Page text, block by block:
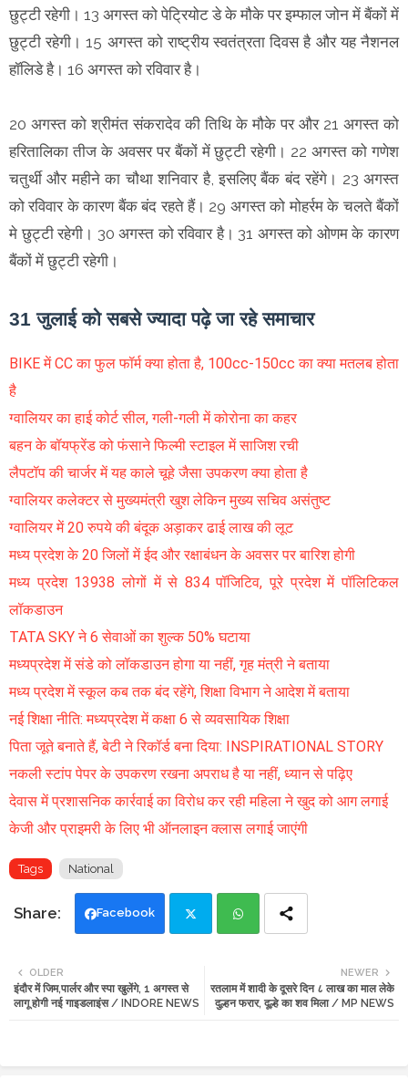
छुट्टी रहेगी। 13 अगस्त को पेट्रियोट डे के मौके पर इम्फाल जोन में बैंकों में
छुट्टी रहेगी। 15 अगस्त को राष्ट्रीय स्वतंत्रता दिवस है और यह नैशनल
हॉलिडे है। 16 अगस्त को रविवार है।
20 अगस्त को श्रीमंत संकरादेव की तिथि के मौके पर और 21 अगस्त को
हरितालिका तीज के अवसर पर बैंकों में छुट्टी रहेगी। 22 अगस्त को गणेश
चतुर्थी और महीने का चौथा शनिवार है, इसलिए बैंक बंद रहेंगे। 23 अगस्त
को रविवार के कारण बैंक बंद रहते हैं। 29 अगस्त को मोहर्रम के चलते बैंकों
मे छुट्टी रहेगी। 30 अगस्त को रविवार है। 31 अगस्त को ओणम के कारण
बैंकों में छुट्टी रहेगी।
31 जुलाई को सबसे ज्यादा पढ़े जा रहे समाचार
BIKE में CC का फुल फॉर्म क्या होता है, 100cc-150cc का क्या मतलब होता
है
ग्वालियर का हाई कोर्ट सील, गली-गली में कोरोना का कहर
बहन के बॉयफ्रेंड को फंसाने फिल्मी स्टाइल में साजिश रची
लैपटॉप की चार्जर में यह काले चूहे जैसा उपकरण क्या होता है
ग्वालियर कलेक्टर से मुख्यमंत्री खुश लेकिन मुख्य सचिव असंतुष्ट
ग्वालियर में 20 रुपये की बंदूक अड़ाकर ढाई लाख की लूट
मध्य प्रदेश के 20 जिलों में ईद और रक्षाबंधन के अवसर पर बारिश होगी
मध्य प्रदेश 13938 लोगों में से 834 पॉजिटिव, पूरे प्रदेश में पॉलिटिकल
लॉकडाउन
TATA SKY ने 6 सेवाओं का शुल्क 50% घटाया
मध्यप्रदेश में संडे को लॉकडाउन होगा या नहीं, गृह मंत्री ने बताया
मध्य प्रदेश में स्कूल कब तक बंद रहेंगे, शिक्षा विभाग ने आदेश में बताया
नई शिक्षा नीति: मध्यप्रदेश में कक्षा 6 से व्यवसायिक शिक्षा
पिता जूते बनाते हैं, बेटी ने रिकॉर्ड बना दिया: INSPIRATIONAL STORY
नकली स्टांप पेपर के उपकरण रखना अपराध है या नहीं, ध्यान से पढ़िए
देवास में प्रशासनिक कार्रवाई का विरोध कर रही महिला ने खुद को आग लगाई
केजी और प्राइमरी के लिए भी ऑनलाइन क्लास लगाई जाएंगी
Tags National
Facebook
tte ats
NEWER
रतलाम में शादी के दूसरे दिन ८ लाख का माल लेके
दुल्हन फरार, दूल्हे का शव मिला / MP NEWS
OLDER
इंदौर में जिम,पार्लर और स्पा खुलेंगे, 1 अगस्त से
लागू होगी नई गाइडलाइंस / INDORE NEWS